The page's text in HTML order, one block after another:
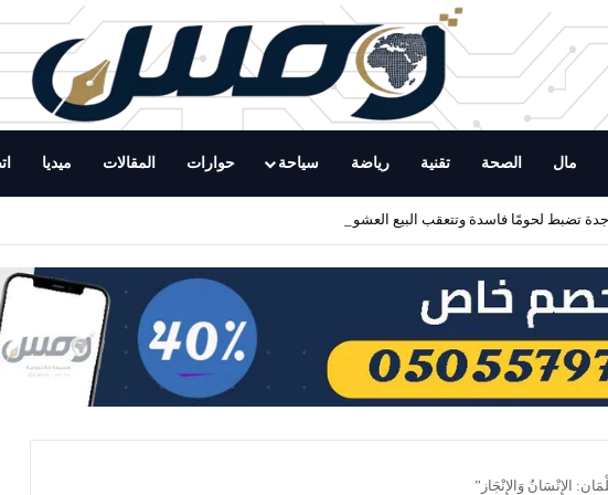
مال الصحة تقنية رياضة سياحة حوارات المقالات ميديا
جدة تضبط لحومًا فاسدة وتتعقب البيع العشوائي بنطاق بريمان
الإِنْسَانُ وَالإِنْجَاز”